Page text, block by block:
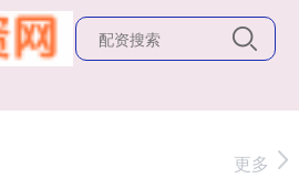
更多